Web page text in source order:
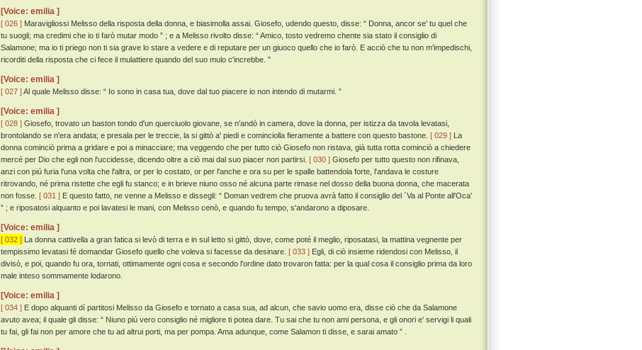
[Voice: emilia ]
[ 026 ] Maravigliossi Melisso della risposta della donna, e biasimolla assai. Giosefo, udendo questo, disse: “ Donna, ancor se' tu quel che
tu suogli; ma credimi che io ti farò mutar modo ” ; e a Melisso rivolto disse: “ Amico, tosto vedremo chente sia stato il consiglio di
Salamone; ma io ti priego non ti sia grave lo stare a vedere e di reputare per un giuoco quello che io farò. E acciò che tu non m'impedischi,
ricorditi della risposta che ci fece il mulattiere quando del suo mulo c'increbbe. ”
[Voice: emilia ]
[ 027 ]Al quale Melisso disse: “ Io sono in casa tua, dove dal tuo piacere io non intendo di mutarmi. ”
[Voice: emilia ]
[ 028 ] Giosefo, trovato un baston tondo d'un querciuolo giovane, se n'andò in camera, dove la donna, per istizza da tavola levatasi,
brontolando se n'era andata; e presala per le treccie, la si gittò a' piedi e cominciolla fieramente a battere con questo bastone. [ 029 ] La
donna cominciò prima a gridare e poi a minacciare; ma veggendo che per tutto ciò Giosefo non ristava, già tutta rotta cominciò a chiedere
mercé per Dio che egli non l'uccidesse, dicendo oltre a ciò mai dal suo piacer non partirsi. [ 030 ] Giosefo per tutto questo non rifinava,
anzi con piú furia l'una volta che l'altra, or per lo costato, or per l'anche e ora su per le spalle battendola forte, l'andava le costure
ritrovando, né prima ristette che egli fu stanco; e in brieve niuno osso né alcuna parte rimase nel dosso della buona donna, che macerata
non fosse. [ 031 ] E questo fatto, ne venne a Melisso e dissegli: “ Doman vedrem che pruova avrà fatto il consiglio del `Va al Ponte all'Oca'
” ; e riposatosi alquanto e poi lavatesi le mani, con Melisso cenò, e quando fu tempo, s'andarono a diposare.
[Voice: emilia ]
[ 032 ] La donna cattivella a gran fatica si levò di terra e in sul letto si gittò, dove, come poté il meglio, riposatasi, la mattina vegnente per
tempissimo levatasi fé domandar Giosefo quello che voleva si facesse da desinare. [ 033 ] Egli, di ciò insieme ridendosi con Melisso, il
divisò, e poi, quando fu ora, tornati, ottimamente ogni cosa e secondo l'ordine dato trovaron fatta: per la qual cosa il consiglio prima da loro
male inteso sommamente lodarono.
[Voice: emilia ]
[ 034 ] E dopo alquanti dí partitosi Melisso da Giosefo e tornato a casa sua, ad alcun, che savio uomo era, disse ciò che da Salamone
avuto avea; il quale gli disse: “ Niuno piú vero consiglio né migliore ti potea dare. Tu sai che tu non ami persona, e gli onori e' servigi li quali
tu fai, gli fai non per amore che tu ad altrui porti, ma per pompa. Ama adunque, come Salamon ti disse, e sarai amato ” .